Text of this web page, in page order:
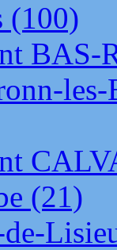
(100)
BAS-
(21)